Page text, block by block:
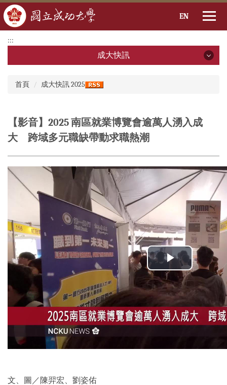
到
要
EN
:::
成大快訊
2025年
2024年
2022年
2020年
2019年
首頁
成大快訊 2025
【影音】2025 南區就業博覽會逾萬人湧入成
大 跨域多元職缺帶動求職熱潮
文、圖／陳羿宏、劉姿佑